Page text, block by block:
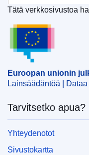
Aihe:
inflaatio
CELEX :
ELI :reg/2024/848/oj
OJ : L_202400848
IMMC :
pdfa2a
Euroopan unionin
Tätä verkkosivustoa
Euroopan unionin
Lainsäädäntöä |
Tarvitsetko apua?
Yhteydenotot
Sivustokartta